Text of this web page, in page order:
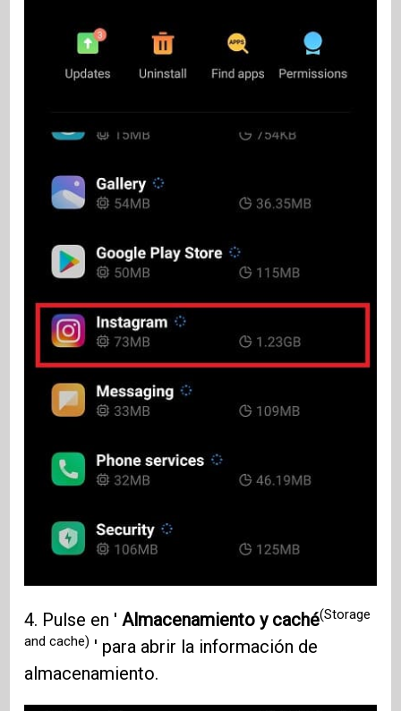
4. Pulse en ' Almacenamiento y caché(Storage
and cache) ' para abrir la información de
almacenamiento.